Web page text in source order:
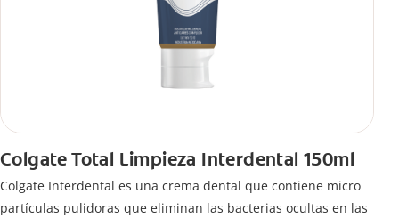
Colgate Total Limpieza Interdental 150ml
Colgate Interdental es una crema dental que contiene micro
partículas pulidoras que eliminan las bacterias ocultas en las